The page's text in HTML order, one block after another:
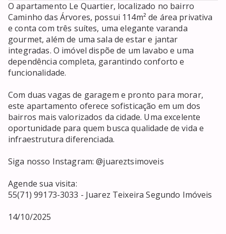
O apartamento Le Quartier, localizado no bairro
Caminho das Árvores, possui 114m² de área privativa
e conta com três suítes, uma elegante varanda
gourmet, além de uma sala de estar e jantar
integradas. O imóvel dispõe de um lavabo e uma
dependência completa, garantindo conforto e
funcionalidade.
Com duas vagas de garagem e pronto para morar,
este apartamento oferece sofisticação em um dos
bairros mais valorizados da cidade. Uma excelente
oportunidade para quem busca qualidade de vida e
infraestrutura diferenciada.
Siga nosso Instagram: @juareztsimoveis
Agende sua visita:
55(71) 99173-3033 - Juarez Teixeira Segundo Imóveis
14/10/2025